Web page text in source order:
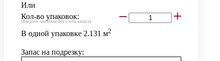
Или
Кол-во упаковок:
(Введите значение без учета запаса)
В одной упаковке 2.131 м2
Запас на подрезку: